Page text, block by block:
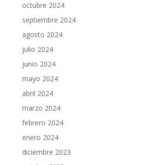
octubre 2024
septiembre 2024
agosto 2024
julio 2024
junio 2024
mayo 2024
abril 2024
marzo 2024
febrero 2024
enero 2024
diciembre 2023